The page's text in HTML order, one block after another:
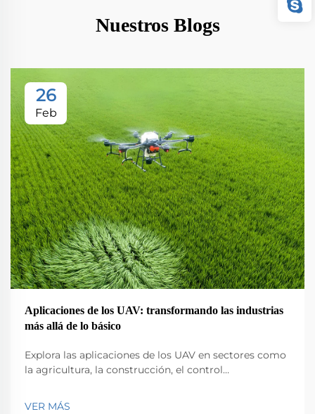
Nuestros Blogs
26
Feb
Aplicaciones de los UAV: transformando las industrias
más allá de lo básico
Explora las aplicaciones de los UAV en sectores como
la agricultura, la construcción, el control
Descubre su impacto en la eficiencia y la innovación.
VER MÁS